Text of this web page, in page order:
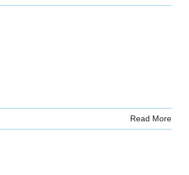
Read More